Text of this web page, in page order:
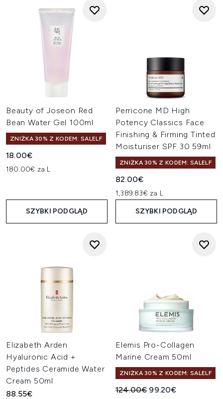
Beauty of Joseon Red
Bean Water Gel 100ml
ZNIŻKA 30% Z KODEM: SALELF
18.00€
180.00€ za L
SZYBKI PODGLĄD
Perricone MD High
Potency Classics Face
Finishing & Firming Tinted
Moisturiser SPF 30 59ml
ZNIŻKA 30% Z KODEM: SALELF
82.00€
1,389.83€ za L
SZYBKI PODGLĄD
Elizabeth Arden
Hyaluronic Acid +
Peptides Ceramide Water
Cream 50ml
88.55€
Elemis Pro-Collagen
Marine Cream 50ml
ZNIŻKA 30% Z KODEM: SALELF
Sugerowana cena
124.00€ Aktualna cena:
99.20€